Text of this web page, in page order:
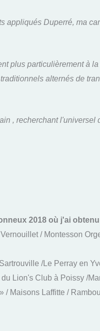
Duperré, ma
plus particulièrement à
alternés de
, recherchant l'universel
2018 où j'ai
/ Montesson
/Le Perray en
Lion's Club à Poissy /
Maisons Laffitte /